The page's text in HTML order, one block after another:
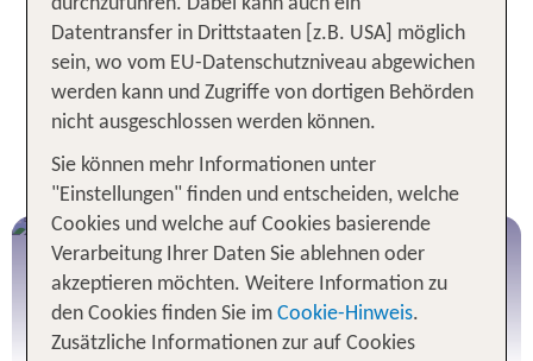
Erlebnisse. Von Badeurlaub bis Freizeitparks gibt
es unzählige Attraktionen für Groß und Klein! Wir
geben dir hier einen kurzen Überblick über die
schönsten Regionen, touristischen Highlights und
Traumurlaub in Skandinavien mit TUI!
NEU: Skiurlaub in Skandinavien
inklusive Flug
Skigebiete in Sälen (Schweden) & Trysil
(Norwegen)
durchzuführen. Dabei kann auch ein
Datentransfer in Drittstaaten [z.B. USA] möglich
sein, wo vom EU-Datenschutzniveau abgewichen
werden kann und Zugriffe von dortigen Behörden
nicht ausgeschlossen werden können.
Sie können mehr Informationen unter
"Einstellungen" finden und entscheiden, welche
Cookies und welche auf Cookies basierende
Verarbeitung Ihrer Daten Sie ablehnen oder
akzeptieren möchten. Weitere Information zu
den Cookies finden Sie im Cookie-Hinweis.
Zusätzliche Informationen zur auf Cookies